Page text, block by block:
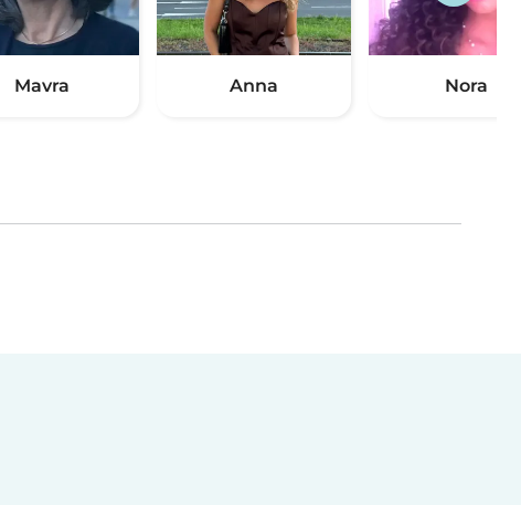
Mavra Anna Nora